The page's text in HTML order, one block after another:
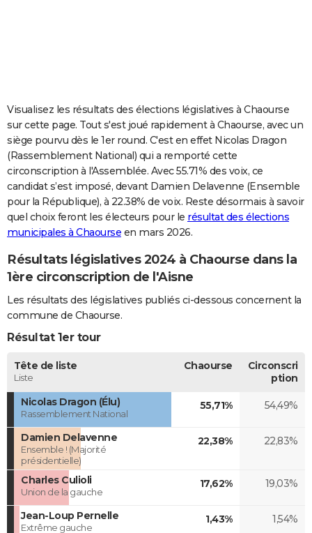
Carte de Noël
Carte Bonne année
Carte Saint-Valentin
Carte Pâques
Carte d'anniversaire
DICTIONNAIRE
Dictionnaire
Biographies
Citations
Expressions
Proverbes
PROGRAMME TV
COPAINS D'AVANT
S'inscrire
Se connecter
Lycées
Collèges
Primaires
Universités
Entreprises
Service militaire
Avis de recherche
AVIS DE DÉCÈS
Visualisez les résultats des élections législatives à Chaourse
sur cette page. Tout s'est joué rapidement à Chaourse, avec un
siège pourvu dès le 1er round. C'est en effet Nicolas Dragon
(Rassemblement National) qui a remporté cette
circonscription à l'Assemblée. Avec 55.71% des voix, ce
candidat s’est imposé, devant Damien Delavenne (Ensemble
pour la République), à 22.38% de voix. Reste désormais à savoir
quel choix feront les électeurs pour le résultat des élections
municipales à Chaourse en mars 2026.
Résultats législatives 2024 à Chaourse dans la
1ère circonscription de l'Aisne
Les résultats des législatives publiés ci-dessous concernent la
commune de Chaourse.
Résultat 1er tour
Tête de liste
Liste
Chaourse
Circonscri
ption
Nicolas Dragon (Élu)
Rassemblement National
55,71% 54,49%
Damien Delavenne
Ensemble ! (Majorité
présidentielle)
22,38% 22,83%
Charles Culioli
Union de la gauche
17,62% 19,03%
Jean-Loup Pernelle
Extrême gauche
1,43% 1,54%